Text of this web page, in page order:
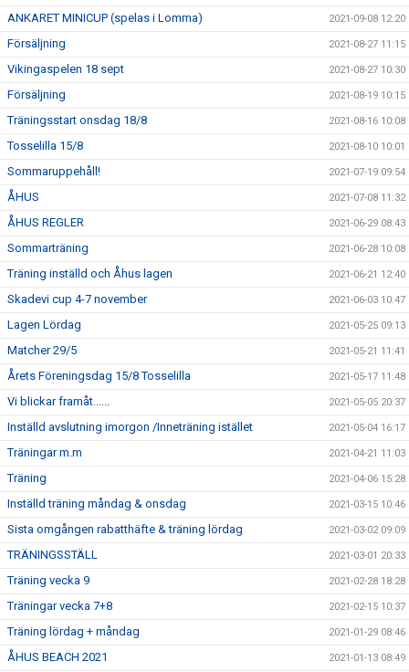
ANKARET MINICUP (spelas i Lomma) 2021-09-08 12:20
Försäljning 2021-08-27 11:15
Vikingaspelen 18 sept 2021-08-27 10:30
Försäljning 2021-08-19 10:15
Träningsstart onsdag 18/8 2021-08-16 10:08
Tosselilla 15/8 2021-08-10 10:01
Sommaruppehåll! 2021-07-19 09:54
ÅHUS 2021-07-08 11:32
ÅHUS REGLER 2021-06-29 08:43
Sommarträning 2021-06-28 10:08
Träning inställd och Åhus lagen 2021-06-21 12:40
Skadevi cup 4-7 november 2021-06-03 10:47
Lagen Lördag 2021-05-25 09:13
Matcher 29/5 2021-05-21 11:41
Årets Föreningsdag 15/8 Tosselilla 2021-05-17 11:48
Vi blickar framåt...... 2021-05-05 20:37
Inställd avslutning imorgon /Inneträning istället 2021-05-04 16:17
Träningar m.m 2021-04-21 11:03
Träning 2021-04-06 15:28
Inställd träning måndag & onsdag 2021-03-15 10:46
Sista omgången rabatthäfte & träning lördag 2021-03-02 09:09
TRÄNINGSSTÄLL 2021-03-01 20:33
Träning vecka 9 2021-02-28 18:28
Träningar vecka 7+8 2021-02-15 10:37
Träning lördag + måndag 2021-01-29 08:46
ÅHUS BEACH 2021 2021-01-13 08:49